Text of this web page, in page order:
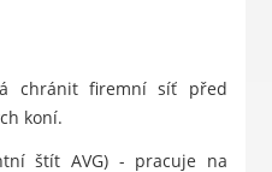
chránit firemní síť před
koní.
štít AVG) - pracuje na